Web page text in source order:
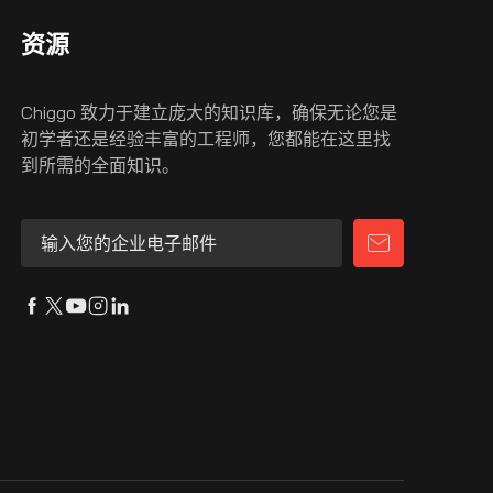
资源
Chiggo 致力于建立庞大的知识库，确保无论您是
初学者还是经验丰富的工程师，您都能在这里找
到所需的全面知识。